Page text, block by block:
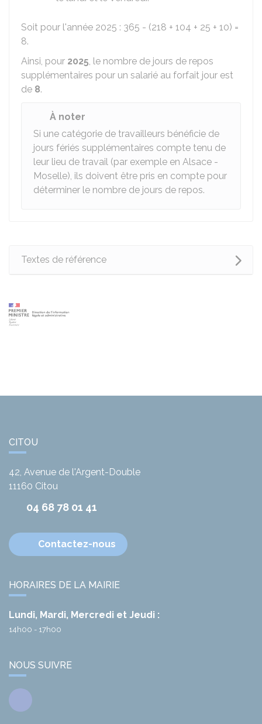
Soit pour l'année 2025 : 365 - (218 + 104 + 25 + 10) =
8.
Ainsi, pour 2025, le nombre de jours de repos
supplémentaires pour un salarié au forfait jour est
de 8.
À noter
Si une catégorie de travailleurs bénéficie de
jours fériés supplémentaires compte tenu de
leur lieu de travail (par exemple en Alsace -
Moselle), ils doivent être pris en compte pour
déterminer le nombre de jours de repos.
Textes de référence
CITOU
42, Avenue de l'Argent-Double
11160 Citou
04 68 78 01 41
Contactez-nous
HORAIRES DE LA MAIRIE
Lundi, Mardi, Mercredi et Jeudi :
14h00 - 17h00
NOUS SUIVRE
Facebook